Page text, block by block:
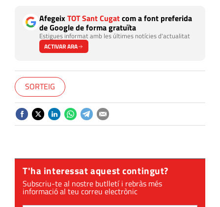
AfegeixTOT Sant Cugatcom a font preferida
de Google de forma gratuïta
Estigues informat amb les últimes notícies d'actualitat
ACTIVAR ARA
SORTEIG
T'ha interessat aquest contingut?
Subscriu-te al nostre butlletí i rebràs més
informació al teu correu electrònic